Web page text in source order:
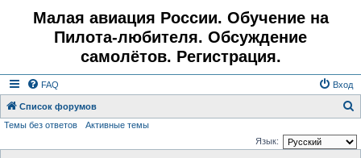
Малая авиация России. Обучение на
Пилота-любителя. Обсуждение
самолётов. Регистрация.
FAQ Вход
Список форумов
Темы без ответов
Активные темы
Язык: